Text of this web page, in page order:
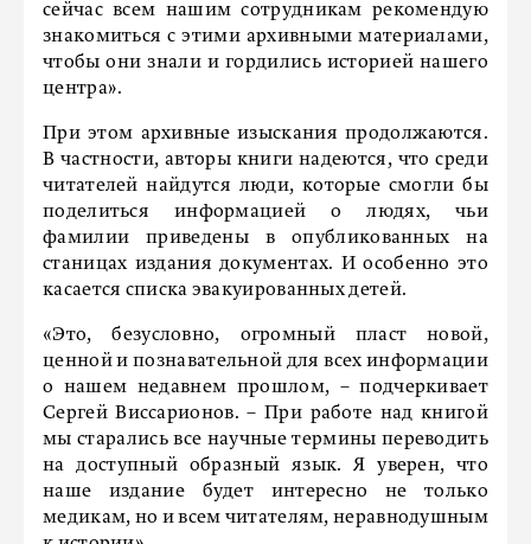
сейчас всем нашим сотрудникам рекомендую
знакомиться с этими архивными материалами,
чтобы они знали и гордились историей нашего
центра».
При этом архивные изыскания продолжаются.
В частности, авторы книги надеются, что среди
читателей найдутся люди, которые смогли бы
поделиться информацией о людях, чьи
фамилии приведены в опубликованных на
станицах издания документах. И особенно это
касается списка эвакуированных детей.
«Это, безусловно, огромный пласт новой,
ценной и познавательной для всех информации
о нашем недавнем прошлом, – подчеркивает
Сергей Виссарионов. – При работе над книгой
мы старались все научные термины переводить
на доступный образный язык. Я уверен, что
наше издание будет интересно не только
медикам, но и всем читателям, неравнодушным